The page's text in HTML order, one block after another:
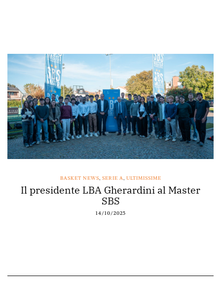
BASKET NEWS SERIE A ULTIMISSIME
Il presidente LBA Gherardini al Master
SBS
14/10/2025